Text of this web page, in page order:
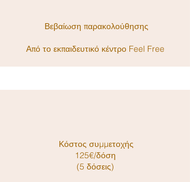
Βεβαίωση παρακολούθησης
Από το εκπαιδευτικό κέντρο Feel Free
Κόστος συμμετοχής
125€/δόση
(5 δόσεις)